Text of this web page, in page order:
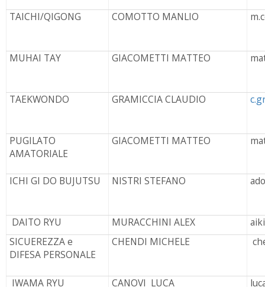
TAICHI/QIGONG COMOTTO MANLIO
MUHAI TAY GIACOMETTI MATTEO
TAEKWONDO GRAMICCIA CLAUDIO
PUGILATO
AMATORIALE
GIACOMETTI MATTEO
ICHI GI DO BUJUTSU NISTRI STEFANO
DAITO RYU MURACCHINI ALEX
SICUEREZZA e
DIFESA PERSONALE
CHENDI MICHELE
IWAMA RYU CANOVI LUCA